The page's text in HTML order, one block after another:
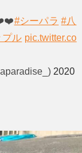
#シーパラ #八
ル pic.twitter.co
2020